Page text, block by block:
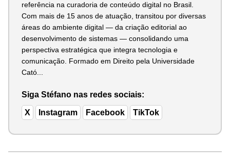
referência na curadoria de conteúdo digital no Brasil.
Com mais de 15 anos de atuação, transitou por diversas
áreas do ambiente digital — da criação editorial ao
desenvolvimento de sistemas — consolidando uma
perspectiva estratégica que integra tecnologia e
comunicação. Formado em Direito pela Universidade
Cató...
Siga Stéfano nas redes sociais:
X Instagram Facebook TikTok